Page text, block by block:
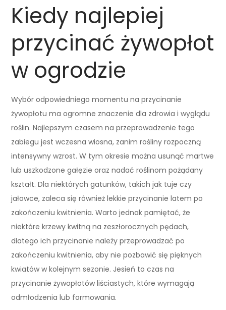
Kiedy najlepiej
przycinać żywopłot
w ogrodzie
Wybór odpowiedniego momentu na przycinanie
żywopłotu ma ogromne znaczenie dla zdrowia i wyglądu
roślin. Najlepszym czasem na przeprowadzenie tego
zabiegu jest wczesna wiosna, zanim rośliny rozpoczną
intensywny wzrost. W tym okresie można usunąć martwe
lub uszkodzone gałęzie oraz nadać roślinom pożądany
kształt. Dla niektórych gatunków, takich jak tuje czy
jałowce, zaleca się również lekkie przycinanie latem po
zakończeniu kwitnienia. Warto jednak pamiętać, że
niektóre krzewy kwitną na zeszłorocznych pędach,
dlatego ich przycinanie należy przeprowadzać po
zakończeniu kwitnienia, aby nie pozbawić się pięknych
kwiatów w kolejnym sezonie. Jesień to czas na
przycinanie żywopłotów liściastych, które wymagają
odmłodzenia lub formowania.